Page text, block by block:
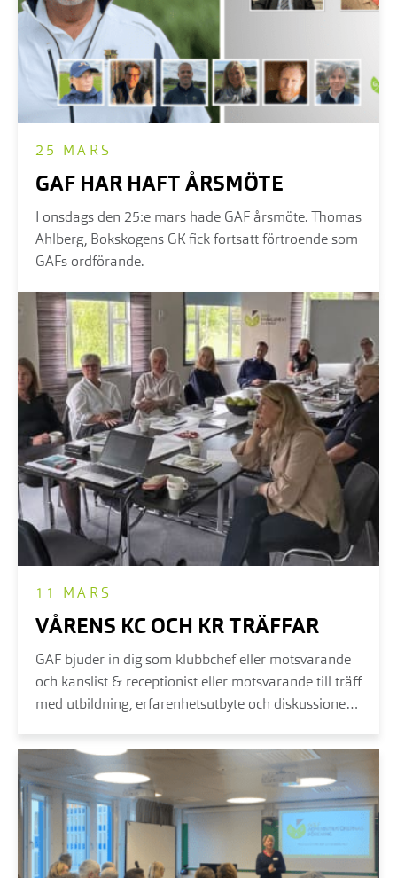
GAF HAR HAFT ÅRSMÖTE
25 MARS
I onsdags den 25:e mars hade GAF årsmöte. Thomas
Ahlberg, Bokskogens GK fick fortsatt förtroende som
GAFs ordförande.
VÅRENS KC OCH KR TRÄFFAR
11 MARS
GAF bjuder in dig som klubbchef eller motsvarande
och kanslist & receptionist eller motsvarande till träff
med utbildning, erfarenhetsutbyte och diskussioner.
bäst för dig...